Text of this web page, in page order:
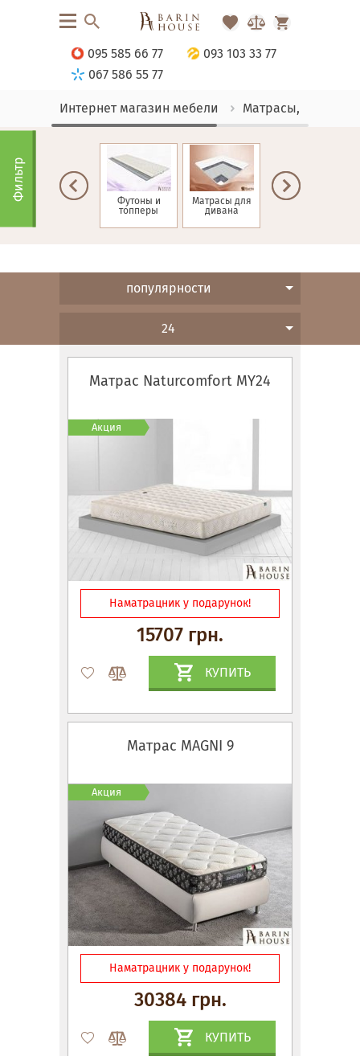
095 585 66 77
093 103 33 77
067 586 55 77
Интернет магазин мебели Матрасы, текстиль
Матрасы зима-
Футоны и
топперы
Матрасы для
дивана
Детские
Фильтр
популярности
24
Матрас Naturcomfort MY24
Наматрацник у подарунок!
15707 грн.
КУПИТЬ
Акция
Матрас MAGNI 9
Наматрацник у подарунок!
30384 грн.
КУПИТЬ
Акция